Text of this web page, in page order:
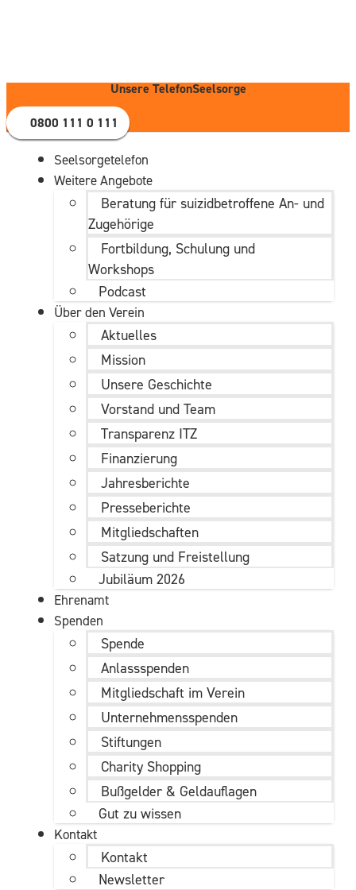
Unsere TelefonSeelsorge
0800 111 0 111
Seelsorgetelefon
Weitere Angebote
Beratung für suizidbetroffene An- und
Zugehörige
Fortbildung, Schulung und
Workshops
Podcast
Über den Verein
Aktuelles
Mission
Unsere Geschichte
Vorstand und Team
Transparenz ITZ
Finanzierung
Jahresberichte
Presseberichte
Mitgliedschaften
Satzung und Freistellung
Jubiläum 2026
Ehrenamt
Spenden
Spende
Anlassspenden
Mitgliedschaft im Verein
Unternehmens­spenden
Stiftungen
Charity Shopping
Bußgelder & Geldauflagen
Gut zu wissen
Kontakt
Kontakt
Newsletter